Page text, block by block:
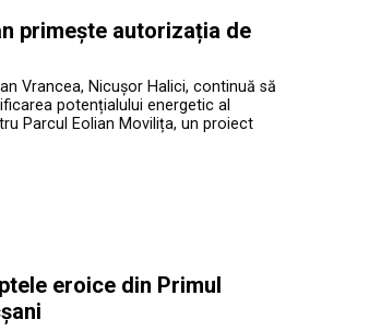
primește autorizația de
Vrancea, Nicușor Halici, continuă să
potențialului energetic al
Parcul Eolian Movilița, un proiect
eroice din Primul